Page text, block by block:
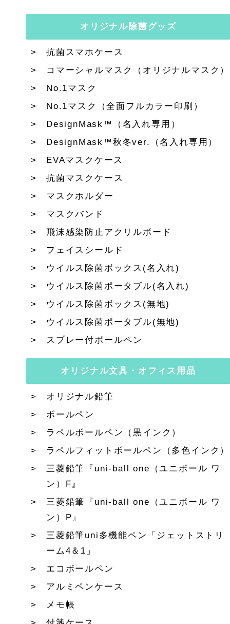
オリジナル除菌グッズ
抗菌スマホケース
コマーシャルマスク（オリジナルマスク）
No.1マスク
No.1マスク（全面フルカラー印刷）
DesignMask™（名入れ専用）
DesignMask™秋冬ver.（名入れ専用）
EVAマスクケース
抗菌マスクケース
マスクホルダー
マスクバンド
飛沫感染防止アクリルボード
フェイスシールド
ウイルス除菌ボックス(名入れ)
ウイルス除菌ポータブル(名入れ)
ウイルス除菌ボックス(無地)
ウイルス除菌ポータブル(無地)
スプレー付ボールペン
オリジナル文具・オフィス用品
オリジナル鉛筆
ボールペン
ラペルボールペン（黒インク）
ラペルフィットボールペン（多色インク）
三菱鉛筆『uni-ball one（ユニボール ワ
ン）F』
三菱鉛筆『uni-ball one（ユニボール ワ
ン）P』
三菱鉛筆uni多機能ペン「ジェットストリ
ーム4＆1」
エコボールペン
アルミペンケース
メモ帳